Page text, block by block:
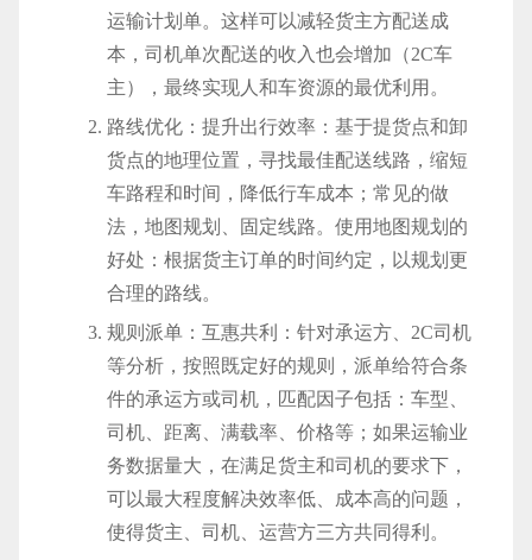
运输计划单。这样可以减轻货主方配送成
本，司机单次配送的收入也会增加（2C车
主），最终实现人和车资源的最优利用。
路线优化：提升出行效率：基于提货点和卸
货点的地理位置，寻找最佳配送线路，缩短
车路程和时间，降低行车成本；常见的做
法，地图规划、固定线路。使用地图规划的
好处：根据货主订单的时间约定，以规划更
合理的路线。
规则派单：互惠共利：针对承运方、2C司机
等分析，按照既定好的规则，派单给符合条
件的承运方或司机，匹配因子包括：车型、
司机、距离、满载率、价格等；如果运输业
务数据量大，在满足货主和司机的要求下，
可以最大程度解决效率低、成本高的问题，
使得货主、司机、运营方三方共同得利。